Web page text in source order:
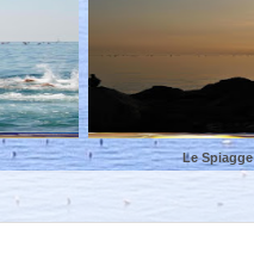
Le Spiagge